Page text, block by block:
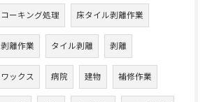
コーキング処理 床タイル剥離作業
剥離作業 タイル剥離 剥離
ワックス 病院 建物 補修作業